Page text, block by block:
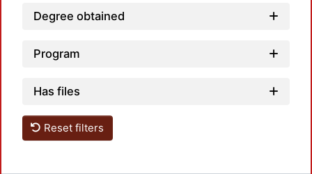
Degree obtained
Program
Has files
Reset filters